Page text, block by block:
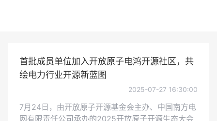
首批成员单位加入开放原子电鸿开源社区，共
绘电力行业开源新蓝图
2025-07-27 16:30:00
7月24日，由开放原子开源基金会主办、中国南方电
网有限责任公司承办的2025开放原子开源生态大会